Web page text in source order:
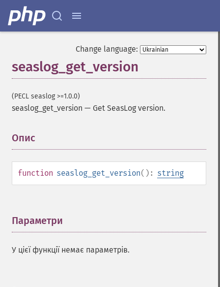
Change language:
seaslog_get_version
(PECL seaslog >=1.0.0)
seaslog_get_version — Get SeasLog version.
Опис
function seaslog_get_version(): string
Параметри
У цієї функції немає параметрів.